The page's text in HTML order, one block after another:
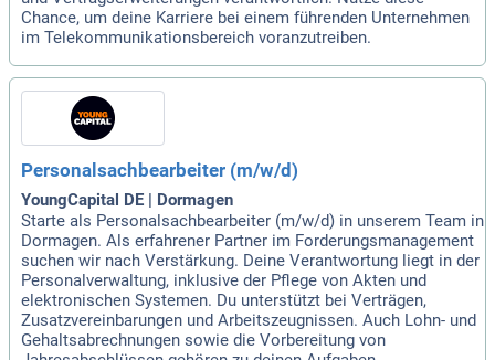
Chance, um deine Karriere bei einem führenden Unternehmen
im Telekommunikationsbereich voranzutreiben.
Personalsachbearbeiter (m/w/d)
YoungCapital DE | Dormagen
Starte als Personalsachbearbeiter (m/w/d) in unserem Team in
Dormagen. Als erfahrener Partner im Forderungsmanagement
suchen wir nach Verstärkung. Deine Verantwortung liegt in der
Personalverwaltung, inklusive der Pflege von Akten und
elektronischen Systemen. Du unterstützt bei Verträgen,
Zusatzvereinbarungen und Arbeitszeugnissen. Auch Lohn- und
Gehaltsabrechnungen sowie die Vorbereitung von